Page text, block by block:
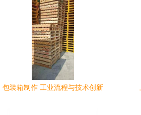
包装箱制作 工业流程与技术创新